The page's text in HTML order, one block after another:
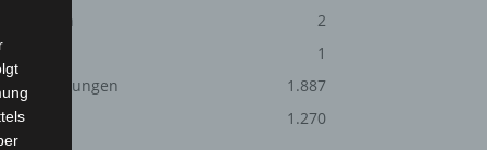
Menschen
2
Über uns
1
1.887
1.270